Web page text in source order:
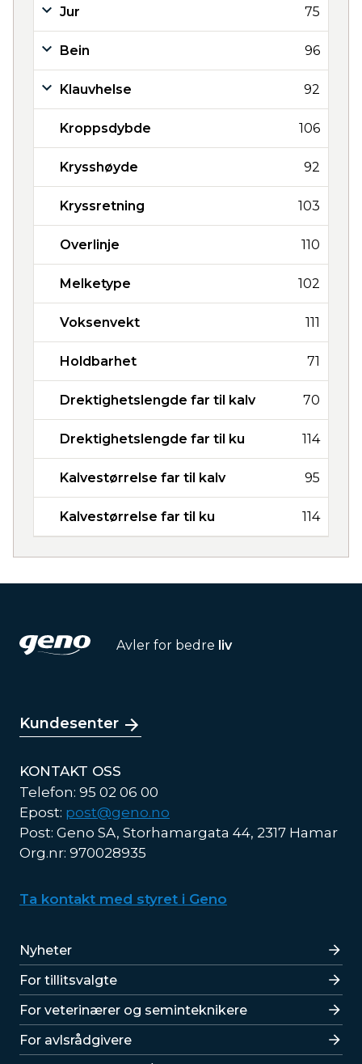
Jur 75
Bein 96
Klauvhelse 92
Kroppsdybde 106
Krysshøyde 92
Kryssretning 103
Overlinje 110
Melketype 102
Voksenvekt 111
Holdbarhet 71
Drektighetslengde far til kalv 70
Drektighetslengde far til ku 114
Kalvestørrelse far til kalv 95
Kalvestørrelse far til ku 114
Avler for bedre liv
Kundesenter
KONTAKT OSS
Telefon: 95 02 06 00
Epost: post@geno.no
Post: Geno SA, Storhamargata 44, 2317 Hamar
Org.nr: 970028935
Ta kontakt med styret i Geno
Lenker
Nyheter
For tillitsvalgte
For veterinærer og seminteknikere
For avlsrådgivere